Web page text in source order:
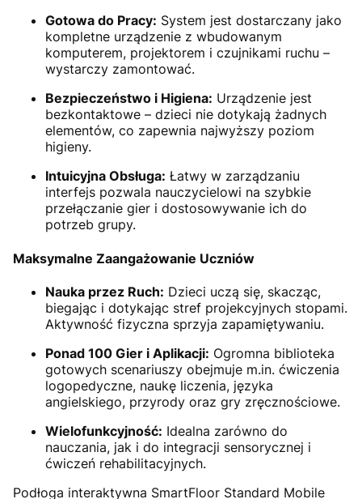
Gotowa do Pracy: System jest dostarczany jako
kompletne urządzenie z wbudowanym
komputerem, projektorem i czujnikami ruchu –
wystarczy zamontować.
Bezpieczeństwo i Higiena: Urządzenie jest
bezkontaktowe – dzieci nie dotykają żadnych
elementów, co zapewnia najwyższy poziom
higieny.
Intuicyjna Obsługa: Łatwy w zarządzaniu
interfejs pozwala nauczycielowi na szybkie
przełączanie gier i dostosowywanie ich do
potrzeb grupy.
Maksymalne Zaangażowanie Uczniów
Nauka przez Ruch: Dzieci uczą się, skacząc,
biegając i dotykając stref projekcyjnych stopami.
Aktywność fizyczna sprzyja zapamiętywaniu.
Ponad 100 Gier i Aplikacji: Ogromna biblioteka
gotowych scenariuszy obejmuje m.in. ćwiczenia
logopedyczne, naukę liczenia, języka
angielskiego, przyrody oraz gry zręcznościowe.
Wielofunkcyjność: Idealna zarówno do
nauczania, jak i do integracji sensorycznej i
ćwiczeń rehabilitacyjnych.
Podłoga interaktywna SmartFloor Standard Mobile